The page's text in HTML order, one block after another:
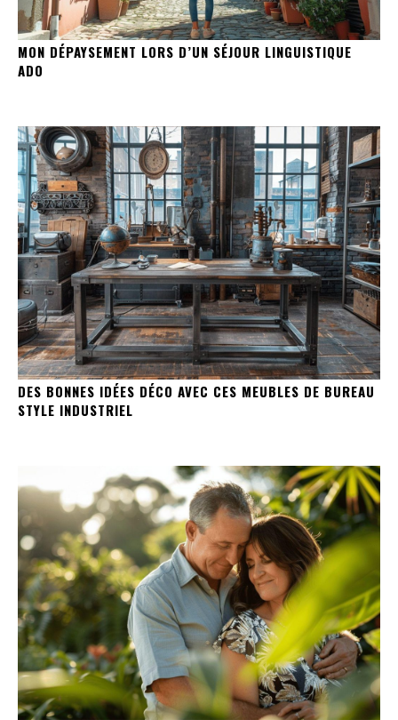
MON DÉPAYSEMENT LORS D’UN SÉJOUR LINGUISTIQUE
ADO
DES BONNES IDÉES DÉCO AVEC CES MEUBLES DE BUREAU
STYLE INDUSTRIEL